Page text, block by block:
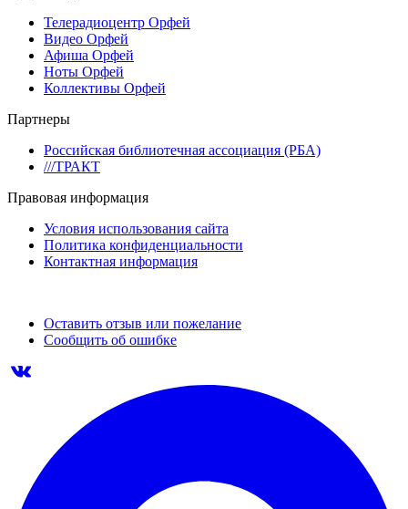
Телерадиоцентр Орфей
Видео Орфей
Афиша Орфей
Ноты Орфей
Коллективы Орфей
Партнеры
Российская библиотечная ассоциация (РБА)
///ТРАКТ
Правовая информация
Условия использования сайта
Политика конфиденциальности
Контактная информация
Оставить отзыв или пожелание
Сообщить об ошибке